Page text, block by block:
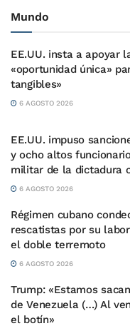
Mundo
EE.UU. insta a apoyar
«oportunidad única»
tangibles»
6 AGOSTO 2026
EE.UU. impuso
y ocho altos
militar de la dictadura
6 AGOSTO 2026
Régimen cubano
rescatistas por su
el doble terremoto
6 AGOSTO 2026
Trump: «Estamos
de Venezuela (…) Al
el botín»